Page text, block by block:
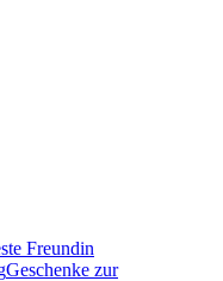
Freundin
Geschenke zur